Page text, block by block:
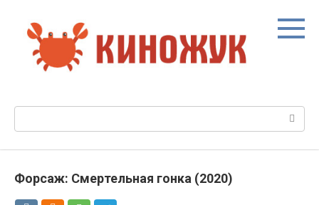
контенту
Форсаж: Смертельная гонка (2020)